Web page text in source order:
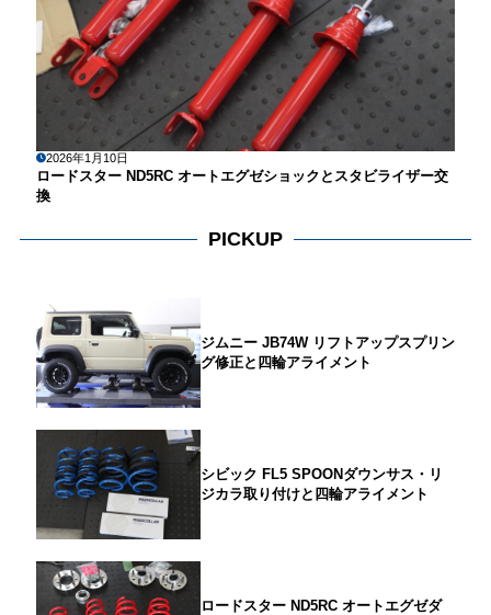
2026年1月10日
ロードスター ND5RC オートエグゼショックとスタビライザー交
換
PICKUP
ジムニー JB74W リフトアップスプリン
グ修正と四輪アライメント
シビック FL5 SPOONダウンサス・リ
ジカラ取り付けと四輪アライメント
ロードスター ND5RC オートエグゼダ